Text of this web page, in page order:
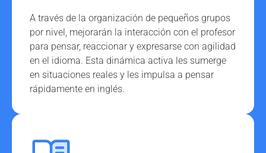
A través de la organización de pequeños grupos
por nivel, mejorarán la interacción con el profesor
para pensar, reaccionar y expresarse con agilidad
en el idioma. Esta dinámica activa les sumerge
en situaciones reales y les impulsa a pensar
rápidamente en inglés.